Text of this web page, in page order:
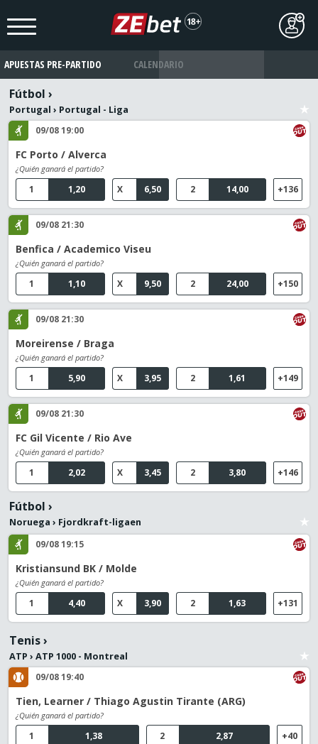
APUESTAS PRE-PARTIDO CALENDARIO
Fútbol ›
Portugal › Portugal - Liga
09/08 19:00
FC Porto / Alverca
¿Quién ganará el partido?
1,20
1 6,50
X 14,00
2 +136
09/08 21:30
Benfica / Academico Viseu
¿Quién ganará el partido?
1,10
1 9,50
X 24,00
2 +150
09/08 21:30
Moreirense / Braga
¿Quién ganará el partido?
5,90
1 3,95
X 1,61
2 +149
09/08 21:30
FC Gil Vicente / Rio Ave
¿Quién ganará el partido?
2,02
1 3,45
X 3,80
2 +146
Fútbol ›
Noruega › Fjordkraft-ligaen
09/08 19:15
Kristiansund BK / Molde
¿Quién ganará el partido?
4,40
1 3,90
X 1,63
2 +131
Tenis›
ATP › ATP 1000 - Montreal
09/08 19:40
Tien, Learner / Thiago Agustin Tirante (ARG)
¿Quién ganará el partido?
1,38
1 2,87
2 +40